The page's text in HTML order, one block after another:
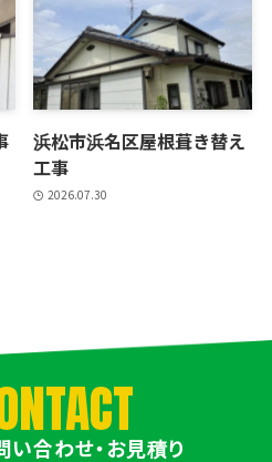
浜松市浜名区屋根葺き替え
工事
2026.07.30
い合わせ・お見積り